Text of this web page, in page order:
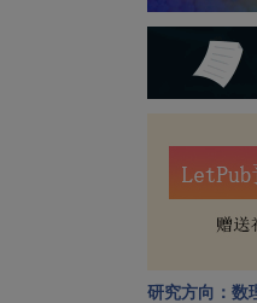
研究方向：数